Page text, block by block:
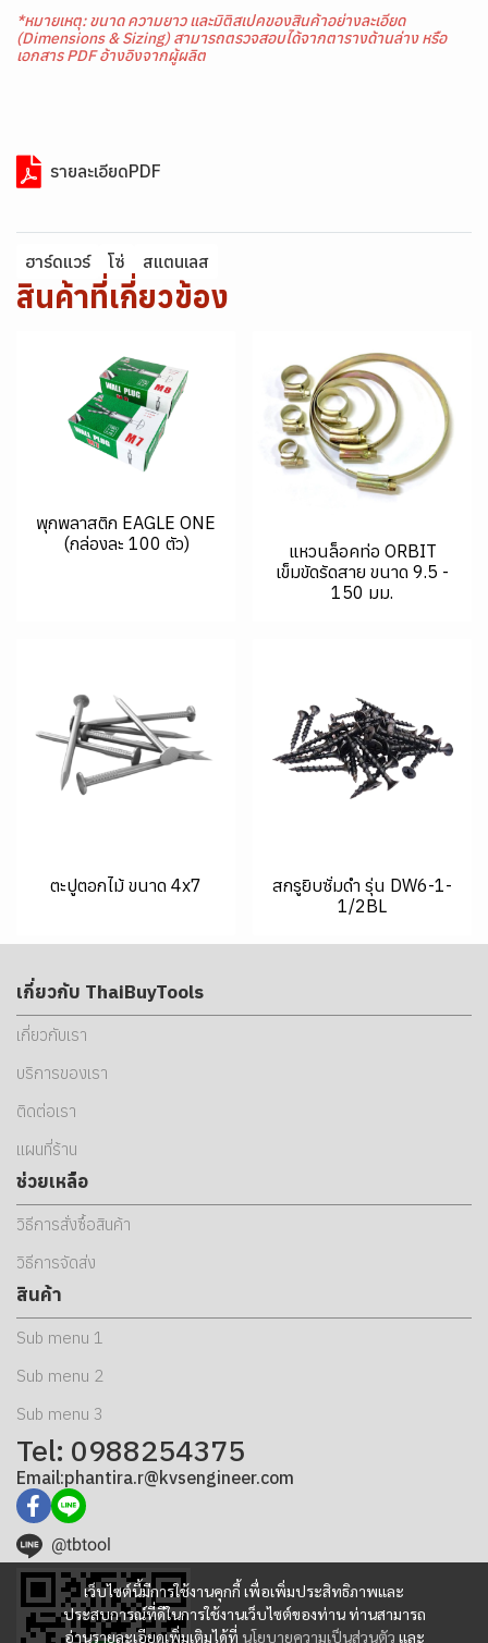
*หมายเหตุ: ขนาด ความยาว และมิติสเปคของสินค้าอย่างละเอียด
(Dimensions & Sizing) สามารถตรวจสอบได้จากตารางด้านล่าง หรือ
เอกสาร PDF อ้างอิงจากผู้ผลิต
รายละเอียดPDF
ฮาร์ดแวร์ โซ่ สแตนเลส
สินค้าที่เกี่ยวข้อง
พุกพลาสติก EAGLE ONE
(กล่องละ 100 ตัว)
แหวนล็อคท่อ ORBIT
เข็มขัดรัดสาย ขนาด 9.5 -
150 มม.
ตะปูตอกไม้ ขนาด 4x7
สกรูยิบซั่มดำ รุ่น DW6-1-
1/2BL
เว็บไซต์นี้มีการใช้งานคุกกี้ เพื่อเพิ่มประสิทธิภาพและ
ประสบการณ์ที่ดีในการใช้งานเว็บไซต์ของท่าน ท่านสามารถ
อ่านรายละเอียดเพิ่มเติมได้ที่ นโยบายความเป็นส่วนตัว และ
เกี่ยวกับ ThaiBuyTools
เกี่ยวกับเรา
บริการของเรา
ติดต่อเรา
แผนที่ร้าน
ช่วยเหลือ
วิธีการสั่งซื้อสินค้า
วิธีการจัดส่ง
สินค้า
Sub menu 1
Sub menu 2
Sub menu 3
Tel: 0988254375
Email:phantira.r@kvsengineer.com
@tbtool